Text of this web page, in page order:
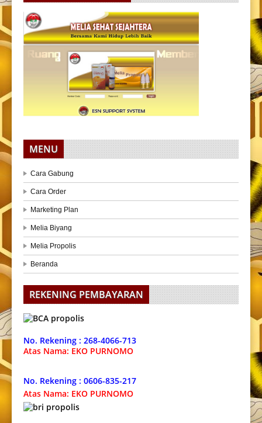
MENU
Cara Gabung
Cara Order
Marketing Plan
Melia Biyang
Melia Propolis
Beranda
REKENING PEMBAYARAN
No. Rekening : 268-4066-713
Atas Nama: EKO PURNOMO
No. Rekening : 0606-835-217
Atas Nama: EKO PURNOMO